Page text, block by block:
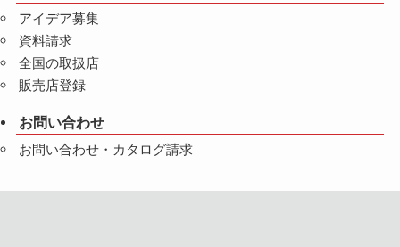
アイデア募集
資料請求
全国の取扱店
販売店登録
お問い合わせ
お問い合わせ・カタログ請求